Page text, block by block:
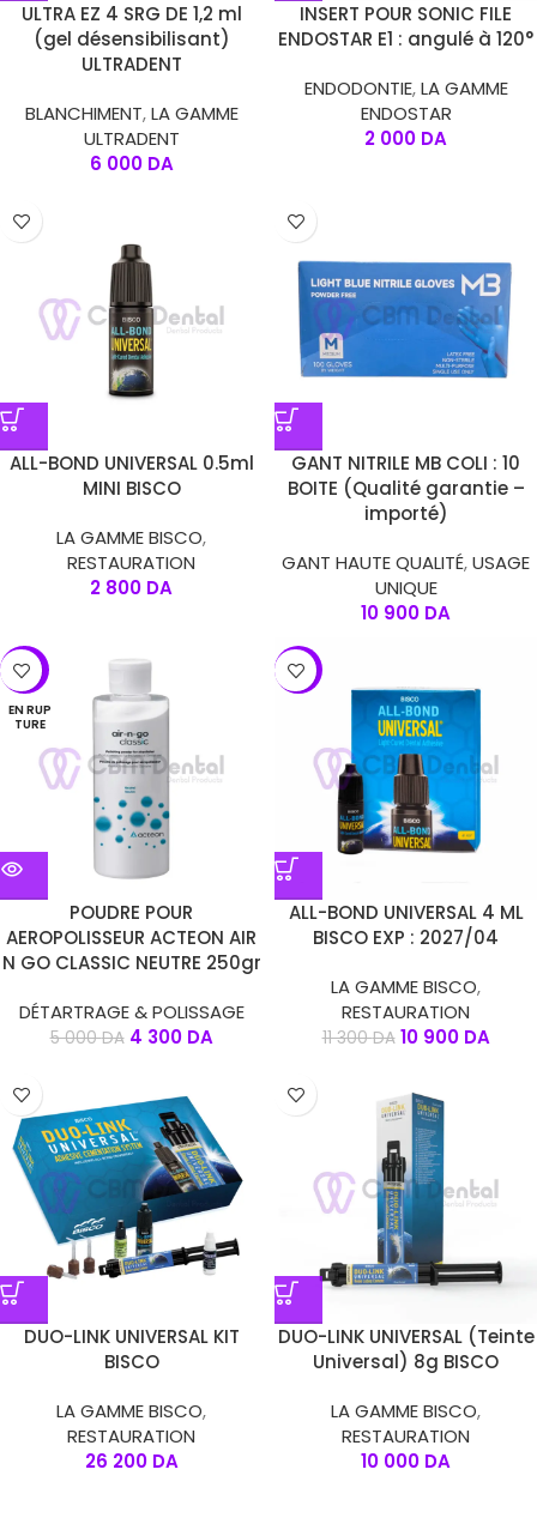
ULTRA EZ 4 SRG DE 1,2 ml
(gel désensibilisant)
ULTRADENT
BLANCHIMENT,LA GAMME
ULTRADENT
6 000 DA
INSERT POUR SONIC FILE
ENDOSTAR E1 : angulé à 120°
ENDODONTIE,LA GAMME
ENDOSTAR
2 000 DA
ALL-BOND UNIVERSAL 0.5ml
MINI BISCO
LA GAMME BISCO,
RESTAURATION
2 800 DA
GANT NITRILE MB COLI : 10
BOITE (Qualité garantie –
importé)
GANT HAUTE QUALITÉ,USAGE
UNIQUE
10 900 DA
-14%
EN RUP
TURE
POUDRE POUR
AEROPOLISSEUR ACTEON AIR
N GO CLASSIC NEUTRE 250gr
DÉTARTRAGE & POLISSAGE
5 000DA 4 300 DA
-4%
ALL-BOND UNIVERSAL 4 ML
BISCO EXP : 2027/04
LA GAMME BISCO,
RESTAURATION
11 300DA 10 900 DA
DUO-LINK UNIVERSAL KIT
BISCO
LA GAMME BISCO,
RESTAURATION
26 200 DA
DUO-LINK UNIVERSAL (Teinte
Universal) 8g BISCO
LA GAMME BISCO,
RESTAURATION
10 000 DA